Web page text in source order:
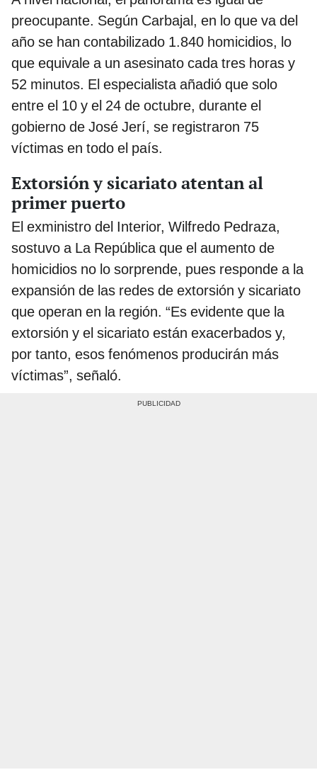
preocupante. Según Carbajal, en lo que va del
año se han contabilizado 1.840 homicidios, lo
que equivale a un asesinato cada tres horas y
52 minutos. El especialista añadió que solo
entre el 10 y el 24 de octubre, durante el
gobierno de José Jerí, se registraron 75
víctimas en todo el país.
Extorsión y sicariato atentan al
primer puerto
El exministro del Interior, Wilfredo Pedraza,
sostuvo a La República que el aumento de
homicidios no lo sorprende, pues responde a la
expansión de las redes de extorsión y sicariato
que operan en la región. “Es evidente que la
extorsión y el sicariato están exacerbados y,
por tanto, esos fenómenos producirán más
víctimas”, señaló.